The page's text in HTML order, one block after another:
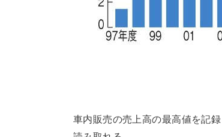
車内販売の売上高の最高値を記